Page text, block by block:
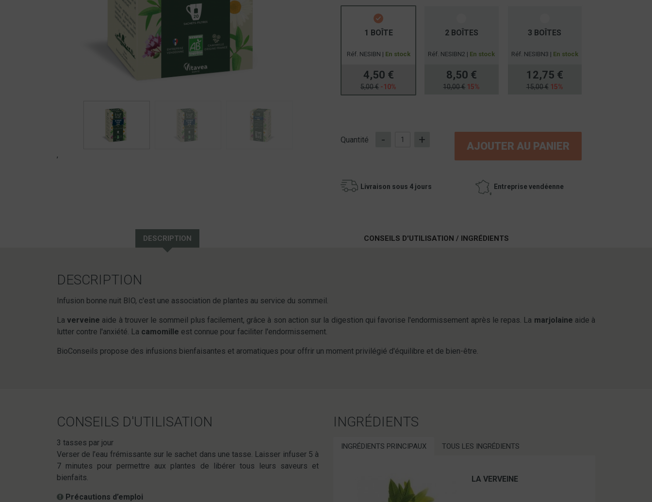
1 BOÎTE
Réf. NESIBN | En stock
4,50 €
5,00 € -10%
2 BOÎTES
Réf. NESIBN2 | En stock
8,50 €
10,00 € 15%
3 BOÎTES
Réf. NESIBN3 | En stock
12,75 €
15,00 €15%
AJOUTER AU PANIER
Quantité - +
Livraison sous 4 jours Entreprise vendéenne
,
DESCRIPTION CONSEILS D'UTILISATION / INGRÉDIENTS
DESCRIPTION
Infusion bonne nuit BIO, c'est une association de plantes au service du sommeil.
La verveine aide à trouver le sommeil plus facilement, grâce à son action sur la digestion qui favorise l'endormissement après le repas. La marjolaine aide à
lutter contre l'anxiété. La camomille est connue pour faciliter l'endormissement.
BioConseils propose des infusions bienfaisantes et aromatiques pour offrir un moment privilégié d'équilibre et de bien-être.
CONSEILS D'UTILISATION
3 tasses par jour
Verser de l’eau frémissante sur le sachet dans une tasse. Laisser infuser 5 à
7 minutes pour permettre aux plantes de libérer tous leurs saveurs et
bienfaits.
Précautions d’emploi
INGRÉDIENTS
INGRÉDIENTS PRINCIPAUX TOUS LES INGRÉDIENTS
LA VERVEINE